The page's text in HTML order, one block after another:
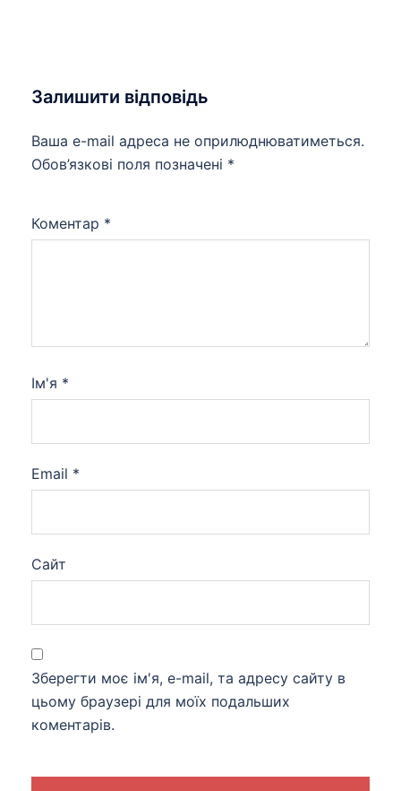
Залишити відповідь
Ваша e-mail адреса не оприлюднюватиметься.
Обов’язкові поля позначені *
Коментар *
Ім'я *
Email *
Сайт
Зберегти моє ім'я, e-mail, та адресу сайту в
цьому браузері для моїх подальших
коментарів.